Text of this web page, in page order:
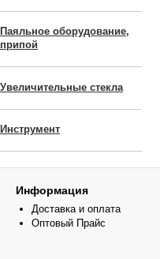
Паяльное оборудование,
припой
Увеличительные стекла
Инструмент
Информация
Доставка и оплата
Оптовый Прайс